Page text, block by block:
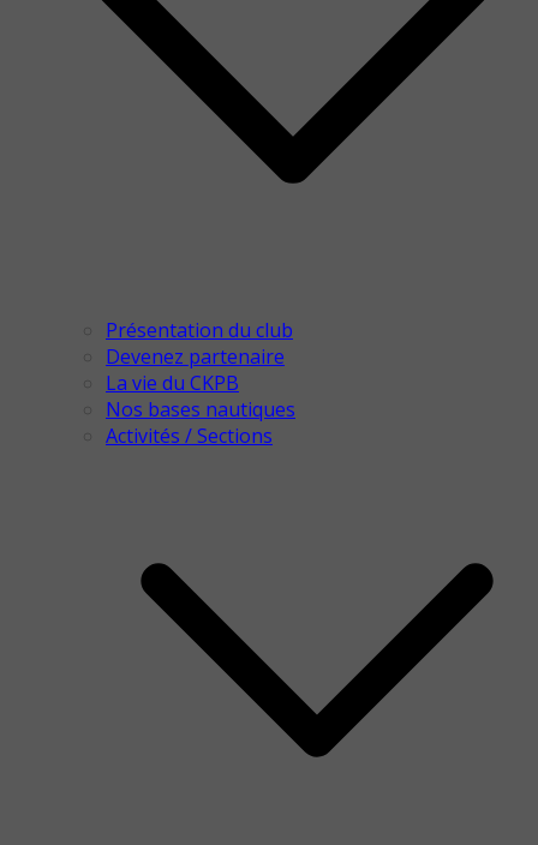
Présentation du club
Devenez partenaire
La vie du CKPB
Nos bases nautiques
Activités / Sections